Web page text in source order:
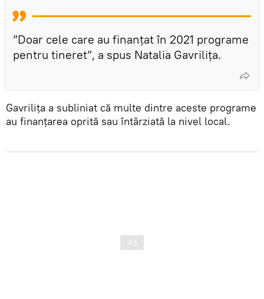
”Doar cele care au finanțat în 2021 programe
pentru tineret”, a spus Natalia Gavrilița.
Gavrilița a subliniat că multe dintre aceste programe
au finanțarea oprită sau întârziată la nivel local.